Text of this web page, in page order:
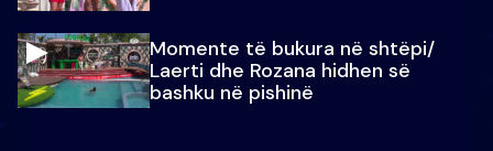
Momente të bukura në shtëpi/
Laerti dhe Rozana hidhen së
bashku në pishinë